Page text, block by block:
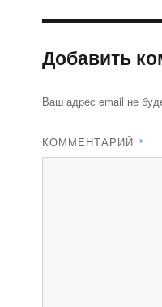
Добавить
Ваш адрес email не
КОММЕНТАРИЙ *